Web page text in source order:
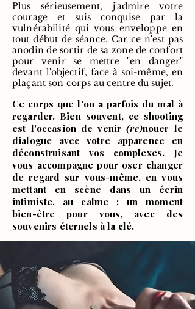
Plus sérieusement, j'admire votre
courage et suis conquise par la
vulnérabilité qui vous enveloppe en
tout début de séance. Car ce n'est pas
anodin de sortir de sa zone de confort
pour venir se mettre "en danger"
devant l'objectif, face à soi-même, en
plaçant son corps au centre du sujet.
Ce corps que l'on a parfois du mal à
regarder. Bien souvent, ce shooting
est l'occasion de venir(re)nouer le
dialogue avec votre apparence en
déconstruisant vos complexes. Je
vous accompagne pour oser changer
de regard sur vous-même, en vous
mettant en scène dans un écrin
intimiste, au calme : un moment
bien-être pour vous, avec des
souvenirs éternels à la clé.